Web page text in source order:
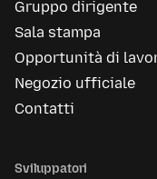
Gruppo dirigente
Sala stampa
Opportunità di
Negozio ufficiale
Contatti
Sviluppatori